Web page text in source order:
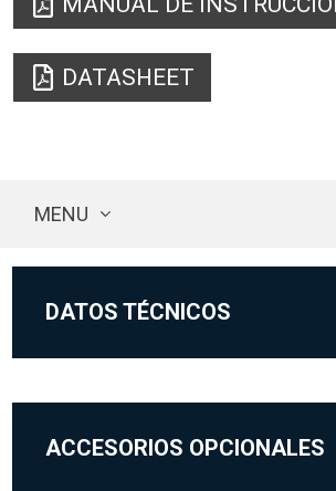
DATASHEET
MENU
DATOS TÉCNICOS
ACCESORIOS OPCIONALES